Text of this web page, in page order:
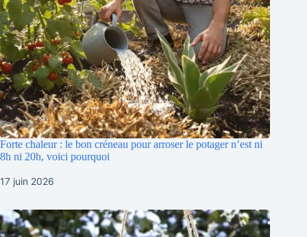
Forte chaleur : le bon créneau pour arroser le potager n’est ni
8h ni 20h, voici pourquoi
17 juin 2026